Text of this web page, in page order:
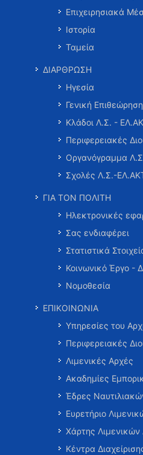
Επιχειρησιακά
Ιστορία
Ταμεία
ΔΙΑΡΘΡΩΣΗ
Ηγεσία
Γενική
Κλάδοι Λ.Σ. -
Περιφερειακές
Οργανόγραμμα
Σχολές Λ.Σ.-
ΓΙΑ ΤΟΝ ΠΟΛΙΤΗ
Ηλεκτρονικές
Σας ενδιαφέρει
Στατιστικά
Κοινωνικό Έργο -
Νομοθεσία
ΕΠΙΚΟΙΝΩΝΙΑ
Υπηρεσίες του
Περιφερειακές
Λιμενικές Αρχές
Ακαδημίες
Έδρες
Ευρετήριο
Χάρτης
Κέντρα